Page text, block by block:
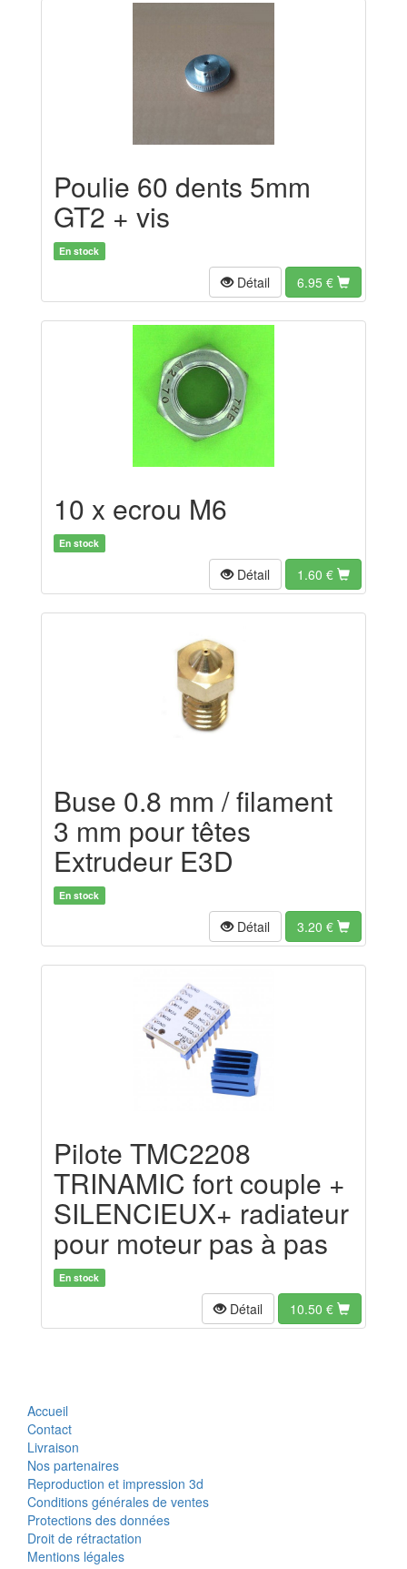
Poulie 60 dents 5mm
GT2 + vis
En stock
Détail 6.95 €
10 x ecrou M6
En stock
Détail 1.60 €
Buse 0.8 mm / filament
3 mm pour têtes
Extrudeur E3D
En stock
Détail 3.20 €
Pilote TMC2208
TRINAMIC fort couple +
SILENCIEUX+ radiateur
pour moteur pas à pas
En stock
Détail 10.50 €
Accueil
Contact
Livraison
Nos partenaires
Reproduction et impression 3d
Conditions générales de ventes
Protections des données
Droit de rétractation
Mentions légales